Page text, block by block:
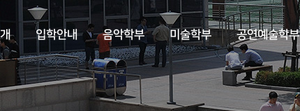
입학안내 음악학부 미술학부 공연예술학부